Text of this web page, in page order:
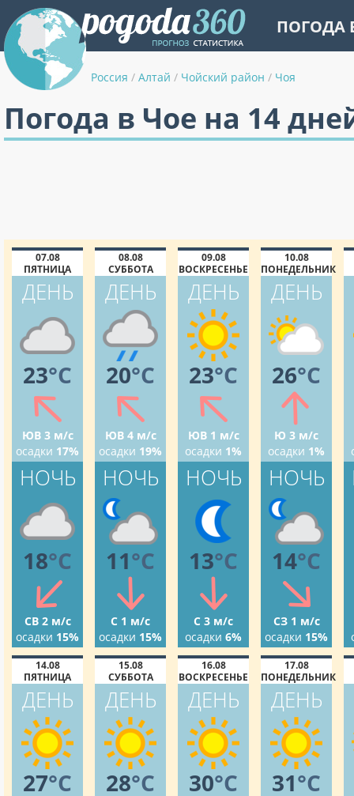
ПОГОДА
Россия / Алтай / Чойский район / Чоя
Погода в Чое на 14
07.08
ПЯТНИЦА
ДЕНЬ
23°C
ЮВ 3 м/с
осадки 17%
НОЧЬ
18°C
СВ 2 м/с
осадки 15%
08.08
СУББОТА
ДЕНЬ
20°C
ЮВ 4 м/с
осадки 19%
НОЧЬ
11°C
С 1 м/с
осадки 15%
09.08
ВОСКРЕСЕНЬЕ
ДЕНЬ
23°C
ЮВ 1 м/с
осадки 1%
НОЧЬ
13°C
С 3 м/с
осадки 6%
10.08
ПОНЕДЕЛЬНИК
ДЕНЬ
26°C
Ю 3 м/с
осадки 1%
НОЧЬ
14°C
СЗ 1 м/с
осадки 15%
14.08
ПЯТНИЦА
ДЕНЬ
27°C
15.08
СУББОТА
ДЕНЬ
28°C
16.08
ВОСКРЕСЕНЬЕ
ДЕНЬ
30°C
17.08
ПОНЕДЕЛЬНИК
ДЕНЬ
31°C